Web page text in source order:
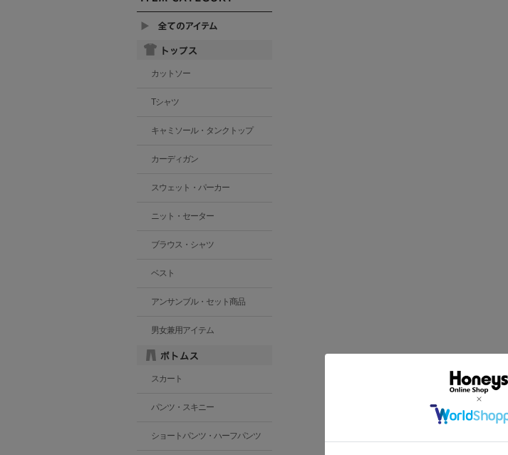
カットソー
Tシャツ
キャミソール・タンクトップ
カーディガン
スウェット・パーカー
ニット・セーター
ブラウス・シャツ
ベスト
アンサンブル・セット商品
男女兼用アイテム
スカート
パンツ・スキニー
ショートパンツ・ハーフパンツ